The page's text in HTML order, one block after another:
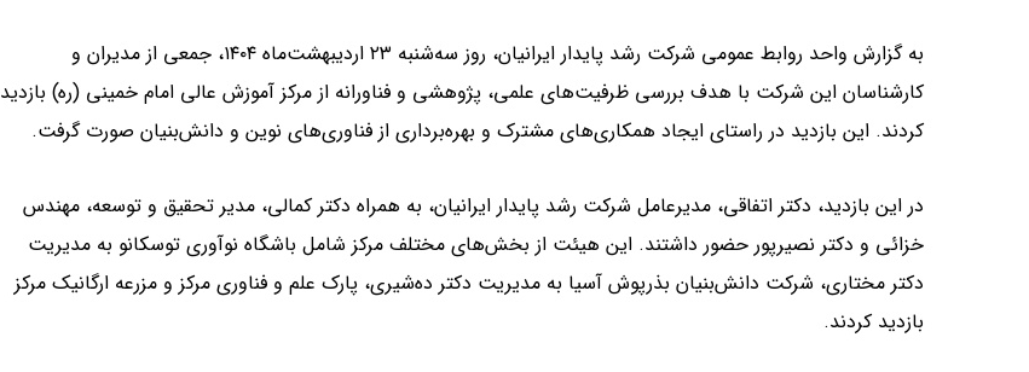
به گزارش واحد روابط عمومی شرکت رشد پایدار ایرانیان، روز سه‌شنبه ۲۳ اردیبهشت‌ماه ۱۴۰۴، جمعی از مدیران و
کارشناسان این شرکت با هدف بررسی ظرفیت‌های علمی، پژوهشی و فناورانه از مرکز آموزش عالی امام خمینی (ره) بازدید
کردند. این بازدید در راستای ایجاد همکاری‌های مشترک و بهره‌برداری از فناوری‌های نوین و دانش‌بنیان صورت گرفت.
در این بازدید، دکتر اتفاقی، مدیرعامل شرکت رشد پایدار ایرانیان، به همراه دکتر کمالی، مدیر تحقیق و توسعه، مهندس
خزائی و دکتر نصیرپور حضور داشتند. این هیئت از بخش‌های مختلف مرکز شامل باشگاه نوآوری توسکانو به مدیریت
دکتر مختاری، شرکت دانش‌بنیان بذرپوش آسیا به مدیریت دکتر ده‌شیری، پارک علم و فناوری مرکز و مزرعه ارگانیک مرکز
بازدید کردند.